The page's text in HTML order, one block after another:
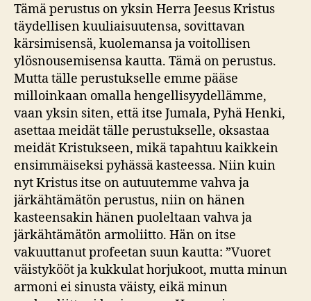
Tämä perustus on yksin Herra Jeesus Kristus
täydellisen kuuliaisuutensa, sovittavan
kärsimisensä, kuolemansa ja voitollisen
ylösnousemisensa kautta. Tämä on perustus.
Mutta tälle perustukselle emme pääse
milloinkaan omalla hengellisyydellämme,
vaan yksin siten, että itse Jumala, Pyhä Henki,
asettaa meidät tälle perustukselle, oksastaa
meidät Kristukseen, mikä tapahtuu kaikkein
ensimmäiseksi pyhässä kasteessa. Niin kuin
nyt Kristus itse on autuutemme vahva ja
järkähtämätön perustus, niin on hänen
kasteensakin hänen puoleltaan vahva ja
järkähtämätön armoliitto. Hän on itse
vakuuttanut profeetan suun kautta: ”Vuoret
väistykööt ja kukkulat horjukoot, mutta minun
armoni ei sinusta väisty, eikä minun